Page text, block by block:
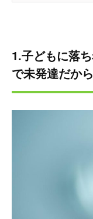
1.子どもに落
で未発達だから